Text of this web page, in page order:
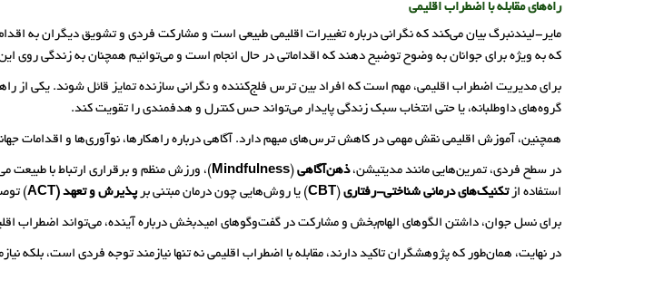
راه‌های مقابله با اضطراب اقلیمی
مایر-لیندنبرگ بیان می‌کند که نگرانی درباره تغییرات اقلیمی طبیعی است و مشارکت فردی و تشویق دیگران به
که به ویژه برای جوانان به وضوح توضیح دهند که اقداماتی در حال انجام است و می‌توانیم همچنان به زندگی روی این
برای مدیریت اضطراب اقلیمی، مهم است که افراد بین ترس فلج‌کننده و نگرانی سازنده تمایز قائل شوند. یکی
گروه‌های داوطلبانه، یا حتی انتخاب سبک زندگی پایدار می‌تواند حس کنترل و هدفمندی را تقویت کند.
همچنین، آموزش اقلیمی نقش مهمی در کاهش ترس‌های مبهم دارد. آگاهی درباره راهکارها، نوآوری‌ها و اقدامات جهانی
در سطح فردی، تمرین‌هایی مانند مدیتیشن،ذهن‌آگاهی (
Mindfulness)، ورزش منظم و برقراری ارتباط با
استفاده از تکنیک‌های درمانی شناختی-رفتاری (
CBT) یا روش‌هایی چون درمان مبتنی بر پذیرش و تعهد (ACT )
برای نسل جوان، داشتن الگوهای الهام‌بخش و مشارکت در گفت‌وگوهای امیدبخش درباره آینده، می‌تواند اضطراب
در نهایت، همان‌طور که پژوهشگران تاکید دارند، مقابله با اضطراب اقلیمی نه تنها نیازمند توجه فردی است، بلکه